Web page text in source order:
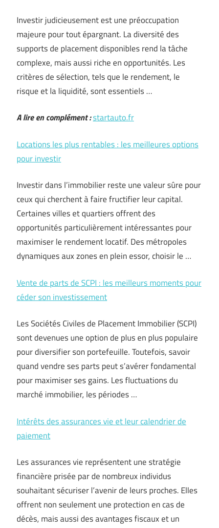
Investir judicieusement est une préoccupation
majeure pour tout épargnant. La diversité des
supports de placement disponibles rend la tâche
complexe, mais aussi riche en opportunités. Les
critères de sélection, tels que le rendement, le
risque et la liquidité, sont essentiels …
A lire en complément :startauto.fr
Locations les plus rentables : les meilleures options
pour investir
Investir dans l’immobilier reste une valeur sûre pour
ceux qui cherchent à faire fructifier leur capital.
Certaines villes et quartiers offrent des
opportunités particulièrement intéressantes pour
maximiser le rendement locatif. Des métropoles
dynamiques aux zones en plein essor, choisir le …
Vente de parts de SCPI : les meilleurs moments pour
céder son investissement
Les Sociétés Civiles de Placement Immobilier (SCPI)
sont devenues une option de plus en plus populaire
pour diversifier son portefeuille. Toutefois, savoir
quand vendre ses parts peut s’avérer fondamental
pour maximiser ses gains. Les fluctuations du
marché immobilier, les périodes …
Intérêts des assurances vie et leur calendrier de
paiement
Les assurances vie représentent une stratégie
financière prisée par de nombreux individus
souhaitant sécuriser l’avenir de leurs proches. Elles
offrent non seulement une protection en cas de
décès, mais aussi des avantages fiscaux et un